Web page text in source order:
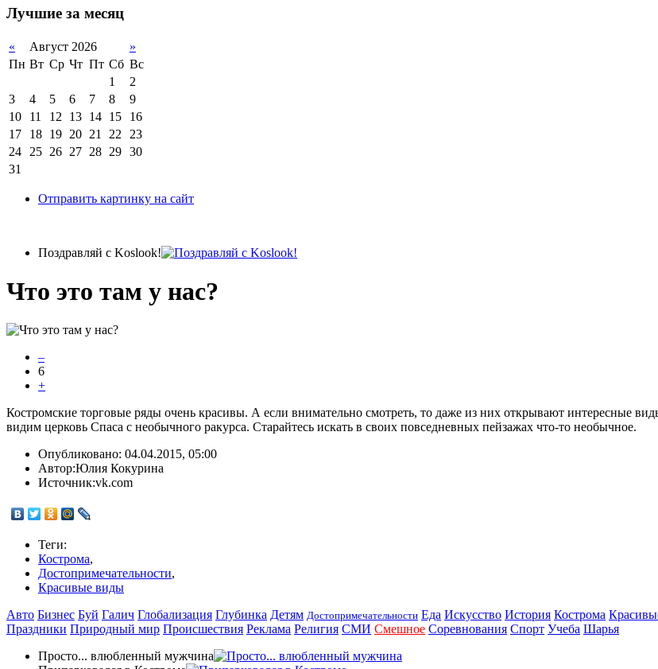
Лучшие за месяц
« Август 2026
»
Пн Вт Ср Чт Пт Сб Вс
1
2
3
4 5 6 7 8
9
10
11 12 13 14 15
16
17
18 19 20 21 22
23
24
25 26 27 28 29 30
31
Отправить картинку на сайт
Поздравляй с Koslook!
Что это там у нас?
–
6
+
Костромские торговые ряды очень красивы. А если внимательно смотреть, то даже из них открывают интересные
видим церковь Спаса с необычного ракурса. Старайтесь искать в своих повседневных пейзажах что-то необычное.
Опубликовано: 04.04.2015, 05:00
Автор:Юлия Кокурина
Источник:vk.com
Теги:
Кострома,
Достопримечательности,
Красивые виды
Авто Бизнес Буй Галич Глобализация Глубинка Детям Достопримечательности Еда Искусство История Кострома
Праздники Природный мир Происшествия Реклама Религия СМИ Смешное Соревнования Спорт Учеба Шарья
Просто... влюбленный мужчина